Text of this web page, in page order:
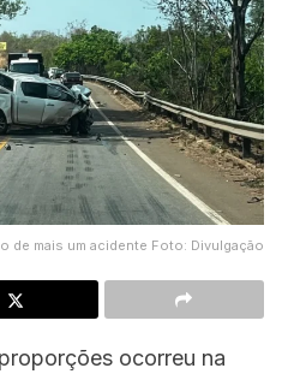
de mais um acidente Foto: Divulgação
ocorreu na